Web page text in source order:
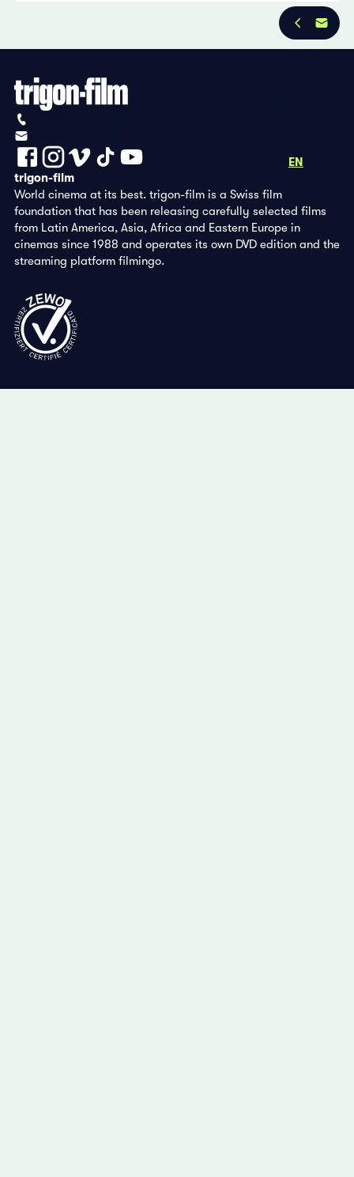
EN
trigon-film
World cinema at its best. trigon-film is a Swiss film
foundation that has been releasing carefully selected films
from Latin America, Asia, Africa and Eastern Europe in
cinemas since 1988 and operates its own DVD edition and the
streaming platform filmingo.